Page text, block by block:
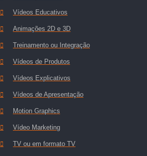
Vídeos Educativos
Animações 2D e 3D
Treinamento ou Integração
Vídeos de Produtos
Vídeos Explicativos
Vídeos de Apresentação
Motion Graphics
Vídeo Marketing
TV ou em formato TV